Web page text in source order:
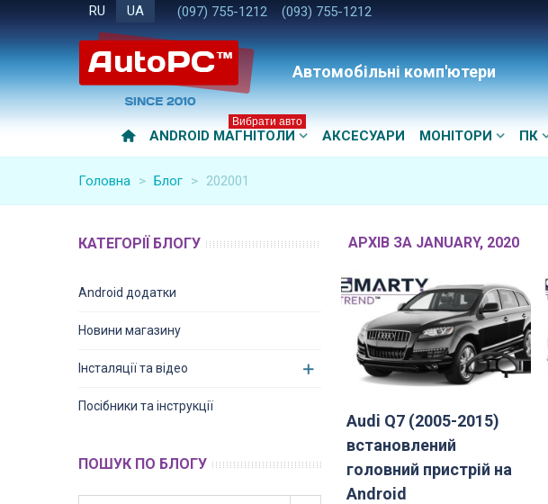
RU UA (097) 755-1212 (093) 755-1212
Автомобільні комп'ютери
ANDROID МАГНІТОЛИ
Вибрати авто
АКСЕСУАРИ МОНІТОРИ ПК
Головна > Блог > 202001
КАТЕГОРІЇ БЛОГУ
Android додатки
Новини магазину
Інсталяції та відео
Посібники та інструкції
ПОШУК ПО БЛОГУ
АРХІВ ЗА JANUARY, 2020
Audi Q7 (2005-2015)
встановлений
головний пристрій на
Android